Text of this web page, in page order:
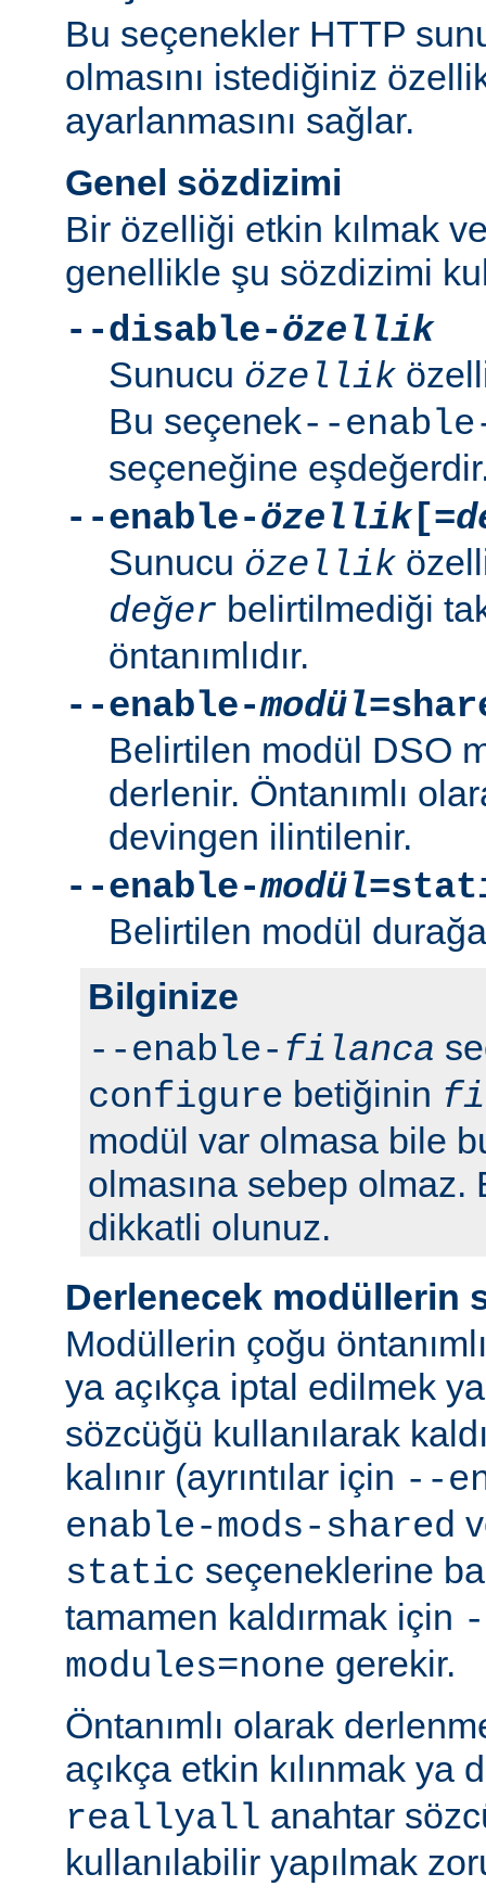
Bu seçenekler HTTP
olmasını istediğiniz
ayarlanmasını sağlar.
Genel sözdizimi
Bir özelliği etkin kılmak
genellikle şu sözdizimi
--disable-özellik
Sunucu özellik
Bu seçenek--
seçeneğine
--enable-özellik[=
Sunucu özellik
değer belirtilmediği
öntanımlıdır.
--enable-modül
Belirtilen modül DSO
derlenir. Öntanımlı
devingen ilintilenir.
--enable-modül
Belirtilen modül
Bilginize
--enable- filanca
configure betiğinin
modül var olmasa bile
olmasına sebep olmaz.
dikkatli olunuz.
Derlenecek modüllerin
Modüllerin çoğu
ya açıkça iptal edilmek
sözcüğü kullanılarak
kalınır (ayrıntılar için --
enable-mods-shared
static seçeneklerine
tamamen kaldırmak için
modules=none gerekir.
Öntanımlı olarak
açıkça etkin kılınmak ya
reallyall anahtar
kullanılabilir yapılmak